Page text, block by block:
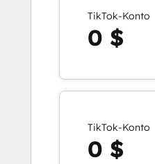
TikTok-Konto
0 $
TikTok-Konto
0 $